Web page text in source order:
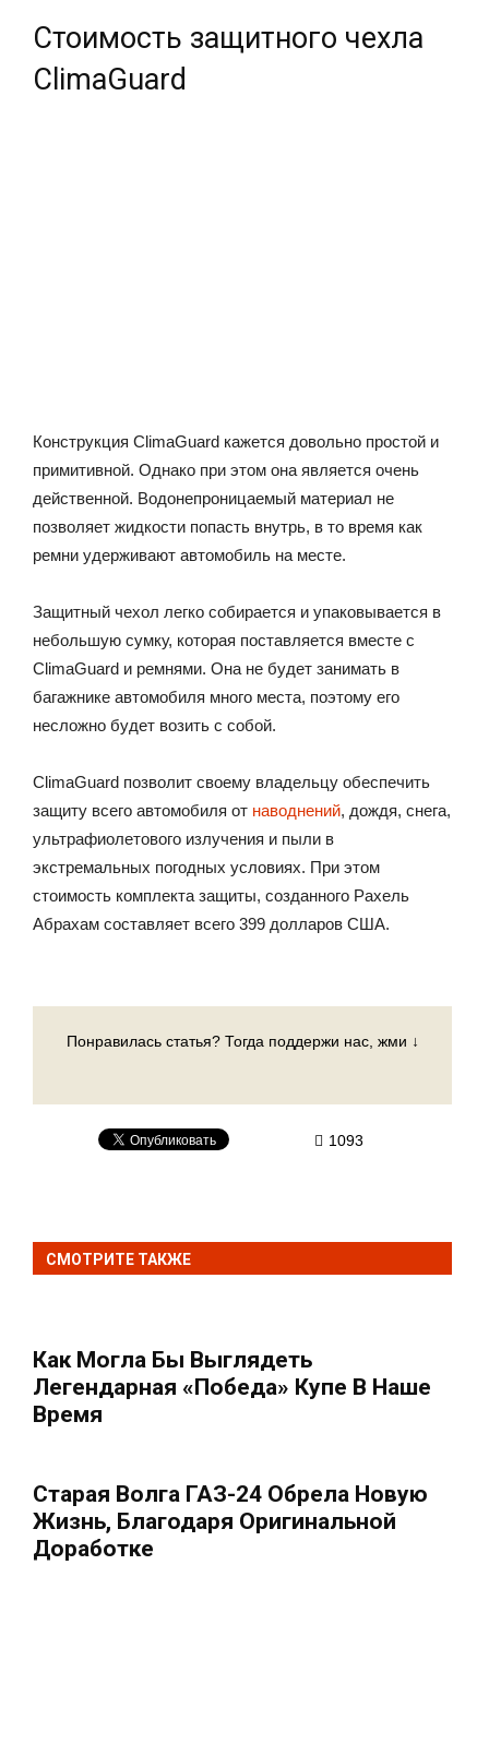
Стоимость защитного чехла
ClimaGuard
Конструкция ClimaGuard кажется довольно простой и
примитивной. Однако при этом она является очень
действенной. Водонепроницаемый материал не
позволяет жидкости попасть внутрь, в то время как
ремни удерживают автомобиль на месте.
Защитный чехол легко собирается и упаковывается в
небольшую сумку, которая поставляется вместе с
ClimaGuard и ремнями. Она не будет занимать в
багажнике автомобиля много места, поэтому его
несложно будет возить с собой.
ClimaGuard позволит своему владельцу обеспечить
защиту всего автомобиля от наводнений, дождя, снега,
ультрафиолетового излучения и пыли в
экстремальных погодных условиях. При этом
стоимость комплекта защиты, созданного Рахель
Абрахам составляет всего 399 долларов США.
Понравилась статья? Тогда поддержи нас, жми ↓
1093
СМОТРИТЕ ТАКЖЕ
Как Могла Бы Выглядеть
Легендарная «Победа» Купе В Наше
Время
Старая Волга ГАЗ-24 Обрела Новую
Жизнь, Благодаря Оригинальной
Доработке